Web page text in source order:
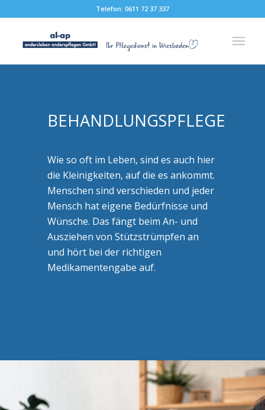
Telefon: 0611 72 37 337
BEHANDLUNGSPFLEGE
Wie so oft im Leben, sind es auch hier
die Kleinigkeiten, auf die es ankommt.
Menschen sind verschieden und jeder
Mensch hat eigene Bedürfnisse und
Wünsche. Das fängt beim An- und
Ausziehen von Stützstrümpfen an
und hört bei der richtigen
Medikamentengabe auf.